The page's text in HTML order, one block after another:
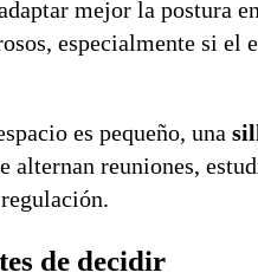
mejor la postura
especialmente si el
es pequeño, una
alternan reuniones,
de decidir